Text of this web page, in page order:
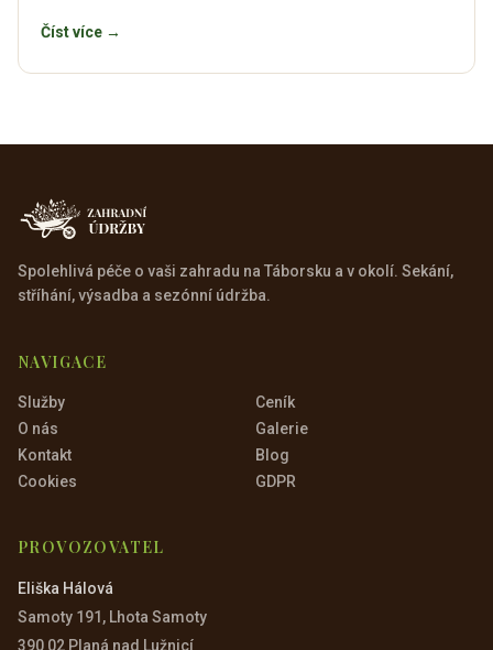
Číst více →
Spolehlivá péče o vaši zahradu na Táborsku a v okolí. Sekání,
stříhání, výsadba a sezónní údržba.
NAVIGACE
Služby
Ceník
O nás
Galerie
Kontakt
Blog
Cookies
GDPR
PROVOZOVATEL
Eliška Hálová
Samoty 191, Lhota Samoty
390 02 Planá nad Lužnicí